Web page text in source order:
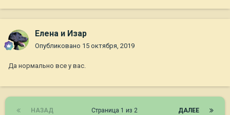
Елена и Изар
Опубликовано 15 октября, 2019
Да нормально все у вас.
НАЗАД ДАЛЕЕ
Страница 1 из 2